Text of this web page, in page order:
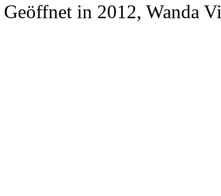
Geöffnet in 2012, Wanda